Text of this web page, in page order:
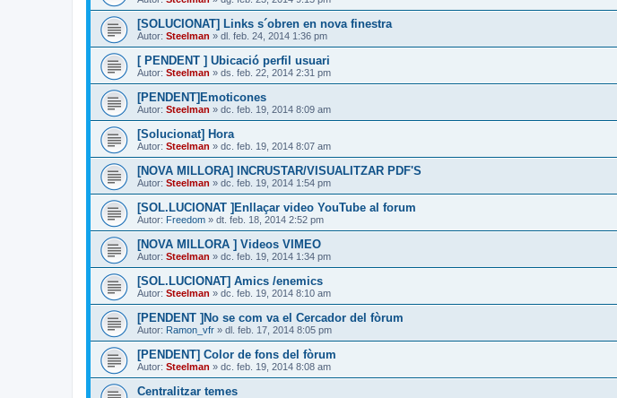
[SOLUCIONAT] Links s´obren en nova finestra
Autor: Steelman » dl. feb. 24, 2014 1:36 pm
[ PENDENT ] Ubicació perfil usuari
Autor: Steelman » ds. feb. 22, 2014 2:31 pm
[PENDENT]Emoticones
Autor: Steelman » dc. feb. 19, 2014 8:09 am
[Solucionat] Hora
Autor: Steelman » dc. feb. 19, 2014 8:07 am
[NOVA MILLORA] INCRUSTAR/VISUALITZAR PDF'S
Autor: Steelman » dc. feb. 19, 2014 1:54 pm
[SOL.LUCIONAT ]Enllaçar video YouTube al forum
Autor: Freedom » dt. feb. 18, 2014 2:52 pm
[NOVA MILLORA ] Videos VIMEO
Autor: Steelman » dc. feb. 19, 2014 1:34 pm
[SOL.LUCIONAT] Amics /enemics
Autor: Steelman » dc. feb. 19, 2014 8:10 am
[PENDENT ]No se com va el Cercador del fòrum
Autor: Ramon_vfr » dl. feb. 17, 2014 8:05 pm
[PENDENT] Color de fons del fòrum
Autor: Steelman » dc. feb. 19, 2014 8:08 am
Centralitzar temes